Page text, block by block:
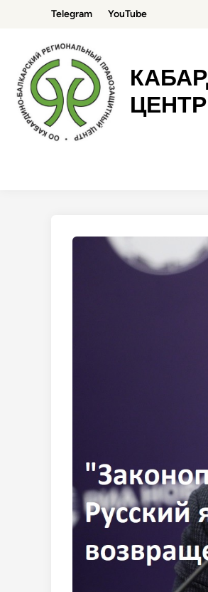
содержимому
Telegram YouTube
ЦЕНТР